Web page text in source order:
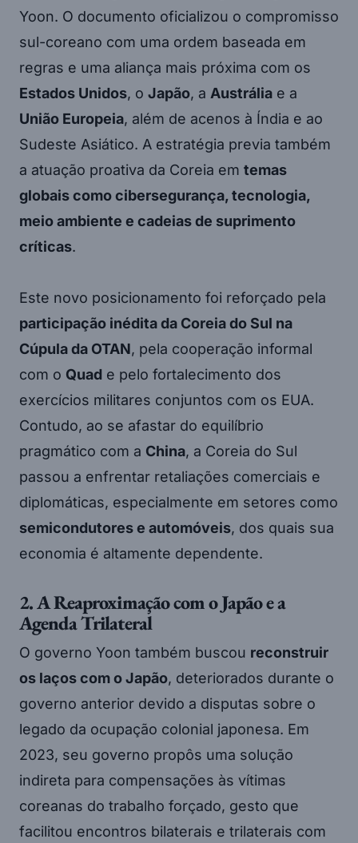
Yoon. O documento oficializou o compromisso
sul-coreano com uma ordem baseada em
regras e uma aliança mais próxima com os
Estados Unidos, o Japão, a Austrália e a
União Europeia, além de acenos à Índia e ao
Sudeste Asiático. A estratégia previa também
a atuação proativa da Coreia em temas
globais como cibersegurança, tecnologia,
meio ambiente e cadeias de suprimento
críticas.
Este novo posicionamento foi reforçado pela
participação inédita da Coreia do Sul na
Cúpula da OTAN, pela cooperação informal
com o Quad e pelo fortalecimento dos
exercícios militares conjuntos com os EUA.
Contudo, ao se afastar do equilíbrio
pragmático com a China, a Coreia do Sul
passou a enfrentar retaliações comerciais e
diplomáticas, especialmente em setores como
semicondutores e automóveis, dos quais sua
economia é altamente dependente.
2. A Reaproximação com o Japão e a
Agenda Trilateral
O governo Yoon também buscou reconstruir
os laços com o Japão, deteriorados durante o
governo anterior devido a disputas sobre o
legado da ocupação colonial japonesa. Em
2023, seu governo propôs uma solução
indireta para compensações às vítimas
coreanas do trabalho forçado, gesto que
facilitou encontros bilaterais e trilaterais com